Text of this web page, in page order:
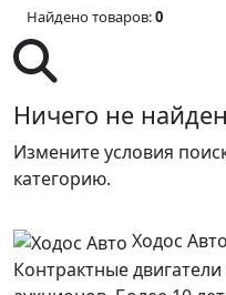
Найдено товаров:0
Ничего не
Измените условия
категорию.
Ходос Авто
Контрактные